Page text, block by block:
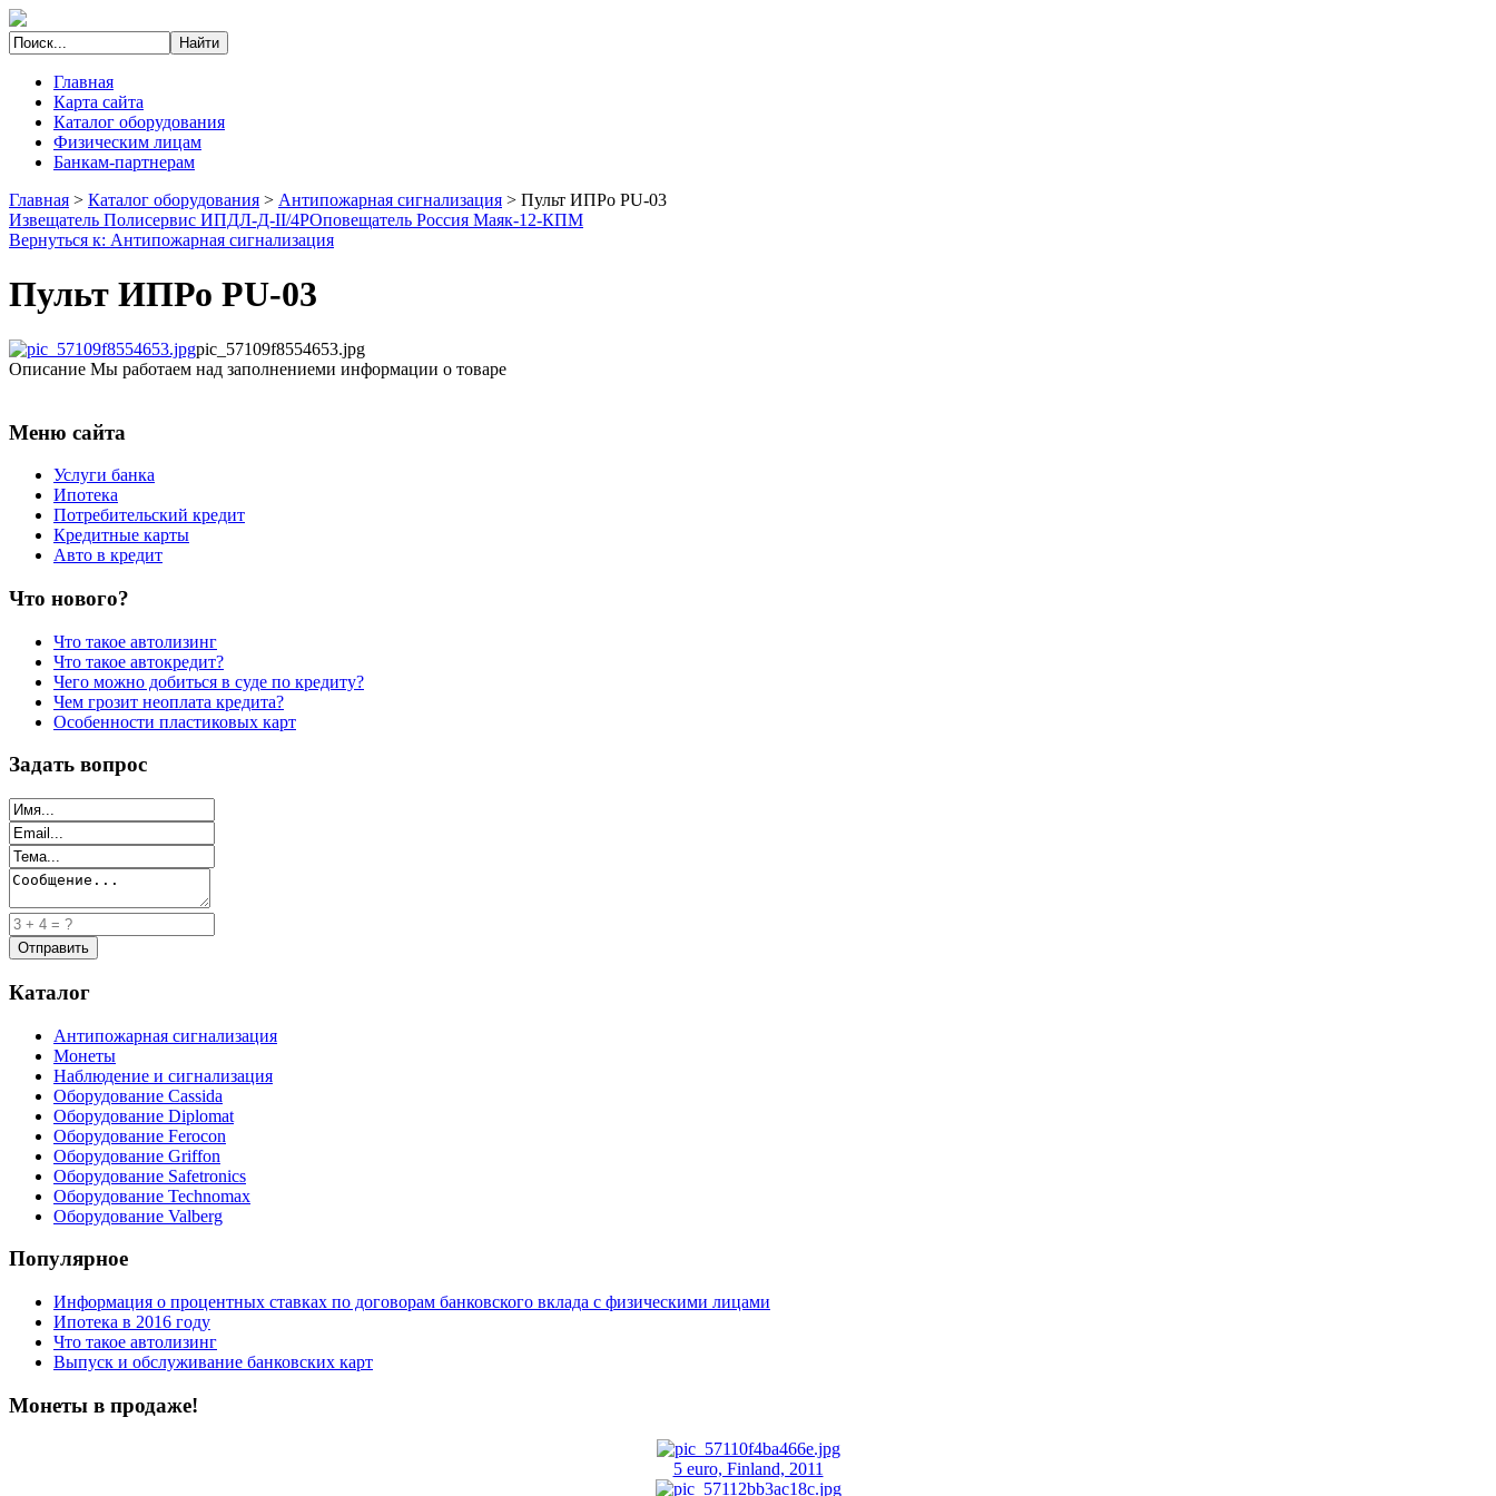
Главная
Карта сайта
Каталог оборудования
Физическим лицам
Банкам-партнерам
Главная > Каталог оборудования > Антипожарная сигнализация > Пульт ИПРо PU-03
Извещатель Полисервис ИПДЛ-Д-II/4PОповещатель Россия Маяк-12-КПМ
Вернуться к: Антипожарная сигнализация
Пульт ИПРо PU-03
pic_57109f8554653.jpg
Описание Мы работаем над заполнениеми информации о товаре
Меню сайта
Услуги банка
Ипотека
Потребительский кредит
Кредитные карты
Авто в кредит
Что нового?
Что такое автолизинг
Что такое автокредит?
Чего можно добиться в суде по кредиту?
Чем грозит неоплата кредита?
Особенности пластиковых карт
Задать вопрос
Каталог
Антипожарная сигнализация
Монеты
Наблюдение и сигнализация
Оборудование Cassida
Оборудование Diplomat
Оборудование Ferocon
Оборудование Griffon
Оборудование Safetronics
Оборудование Technomax
Оборудование Valberg
Популярное
Информация о процентных ставках по договорам банковского вклада с физическими лицами
Ипотека в 2016 году
Что такое автолизинг
Выпуск и обслуживание банковских карт
Монеты в продаже!
5 euro, Finland, 2011